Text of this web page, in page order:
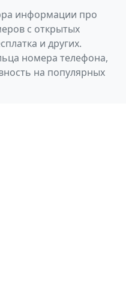
информации про
с открытых
и других.
номера телефона,
на популярных